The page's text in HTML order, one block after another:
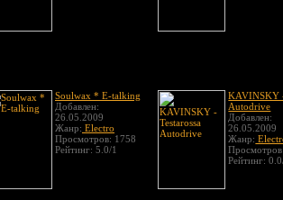
Soulwax * E-talking
Добавлен:
26.05.2009
Жанр: Electro
Просмотров: 1758
Рейтинг: 5.0/1
KAVINSKY
Autodrive
Добавлен:
26.05.2009
Жанр:
Рейтинг: